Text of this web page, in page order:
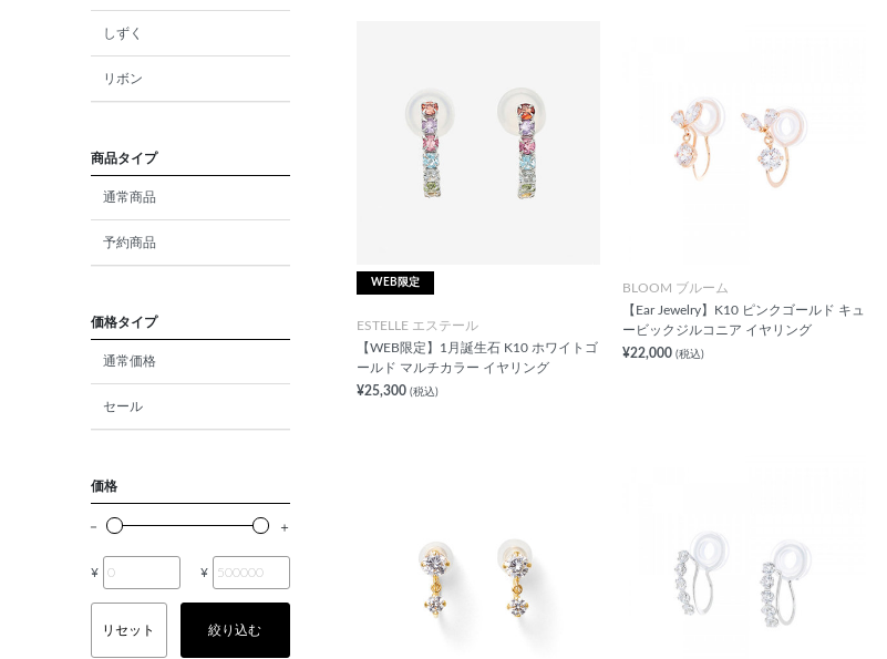
エメラルド
パール
ムーンストーン
トルマリン
オパール
しずく
リボン
商品タイプ
通常商品
予約商品
価格タイプ
通常価格
セール
価格
¥ ¥
リセット 絞り込む
WEB限定
ESTELLE エステール
【WEB限定】1月誕生石 K10 ホワイトゴ
ールド マルチカラー イヤリング
¥25,300 (税込)
BLOOM ブルーム
【Ear Jewelry】K10 ピンクゴールド キュ
ービックジルコニア イヤリング
¥22,000 (税込)